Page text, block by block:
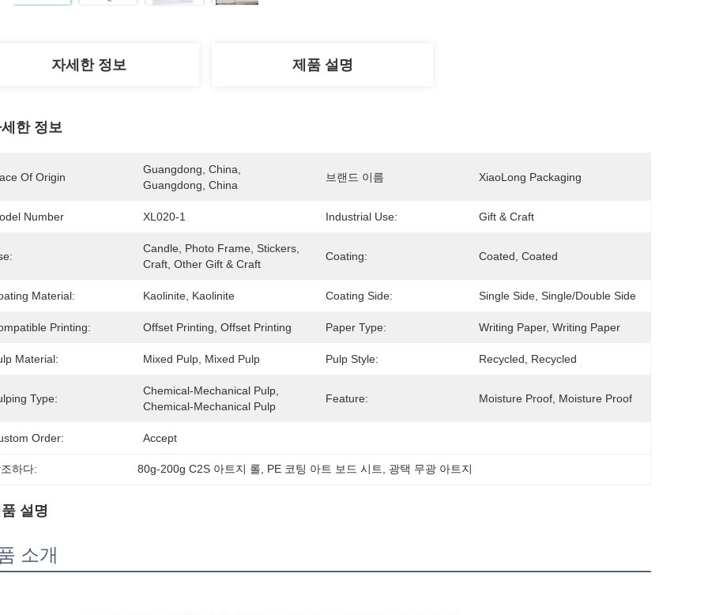
자세한 정보 제품 설명
한 정보
Of Origin
Guangdong, China,
Guangdong, China
브랜드 이름 XiaoLong Packaging
Number XL020-1 Industrial Use: Gift & Craft
Candle, Photo Frame, Stickers,
Craft, Other Gift & Craft
Coating: Coated, Coated
Material: Kaolinite, Kaolinite Coating Side: Single Side, Single/double Side
Printing: Offset Printing, Offset Printing Paper Type: Writing Paper, Writing Paper
Material: Mixed Pulp, Mixed Pulp Pulp Style: Recycled, Recycled
Type:
Chemical-Mechanical Pulp,
Chemical-Mechanical Pulp
Feature: Moisture Proof, Moisture Proof
Order: Accept
하다: 80g-200g C2S 아트지 롤 PE 코팅 아트 보드 시트 광택 무광 아트지
설명
소개